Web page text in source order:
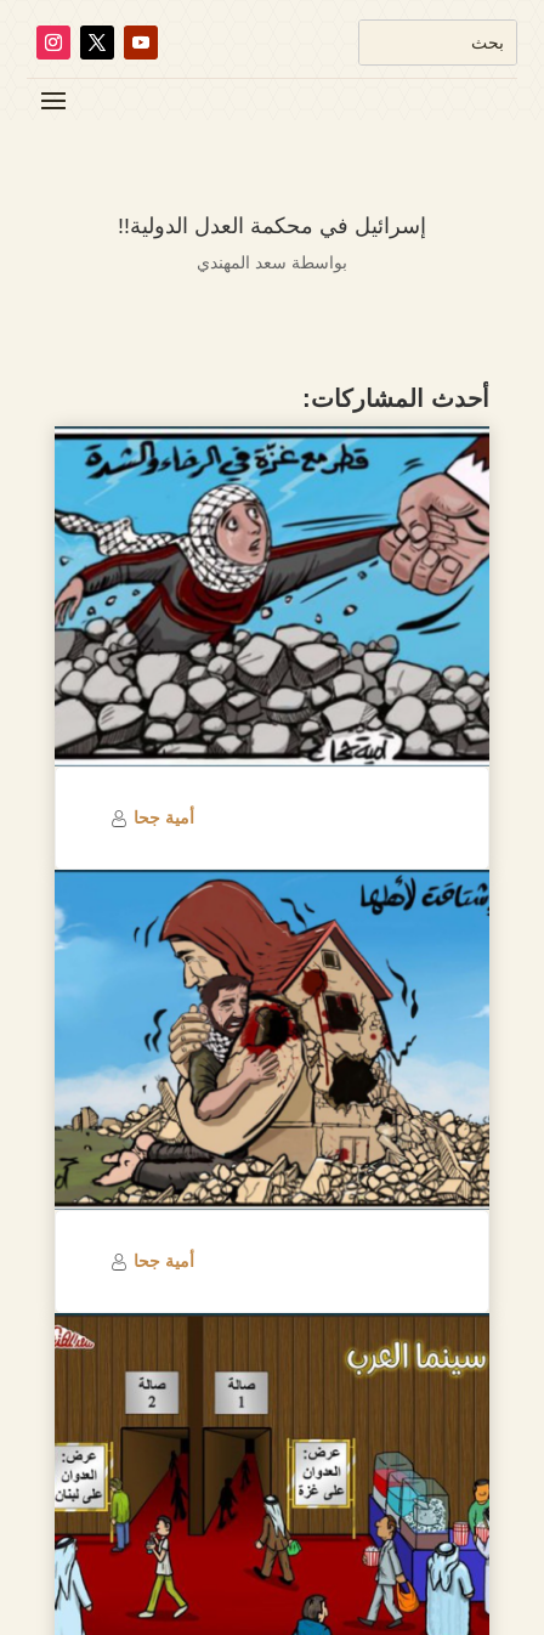
إسرائيل في محكمة العدل الدولية!!
بواسطة سعد المهندي
أحدث المشاركات:
أمية جحا
أمية جحا